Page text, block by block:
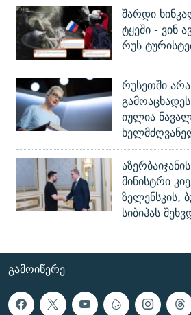
შარდი
ტყეში - ვინ
რუს
რუსეთში
იულია
მინისტრი
ზელენსკის,
სიბიჰას
ᲒᲐᲛᲝᲘᲬᲔᲠᲔ